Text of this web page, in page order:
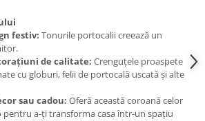
festiv: Tonurile portocalii creează un
de calitate: Crenguțele proaspete
cu globuri, felii de portocală uscată și alte
sau cadou: Oferă această coroană celor
pentru a-ți transforma casa într-un spațiu